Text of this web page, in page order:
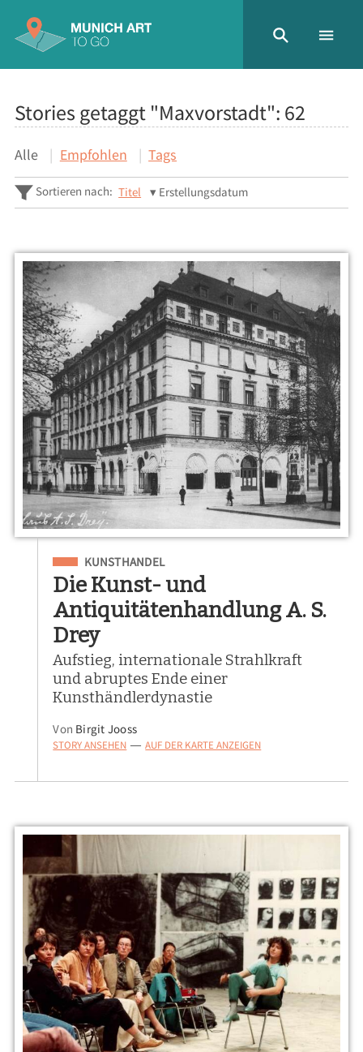
Stories getaggt "Maxvorstadt": 62
Alle Empfohlen Tags
Sortieren nach: Titel Erstellungsdatum
Eingeordnet unter
KUNSTHANDEL
Die Kunst- und
Antiquitätenhandlung A. S.
Drey
Aufstieg, internationale Strahlkraft
und abruptes Ende einer
Kunsthändlerdynastie
Von Birgit Jooss
STORY ANSEHEN — AUF DER KARTE ANZEIGEN